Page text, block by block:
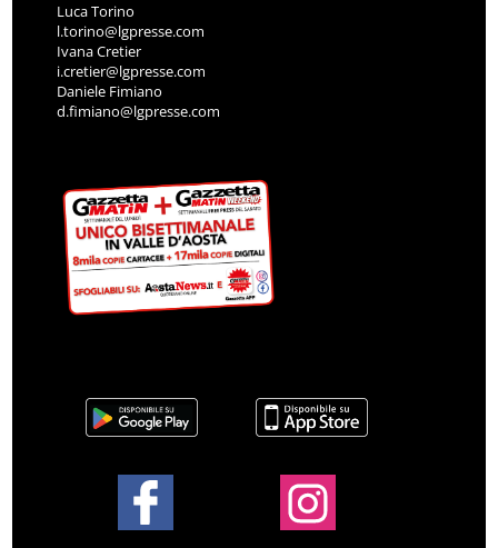
Luca Torino
l.torino@lgpresse.com
Ivana Cretier
i.cretier@lgpresse.com
Daniele Fimiano
d.fimiano@lgpresse.com